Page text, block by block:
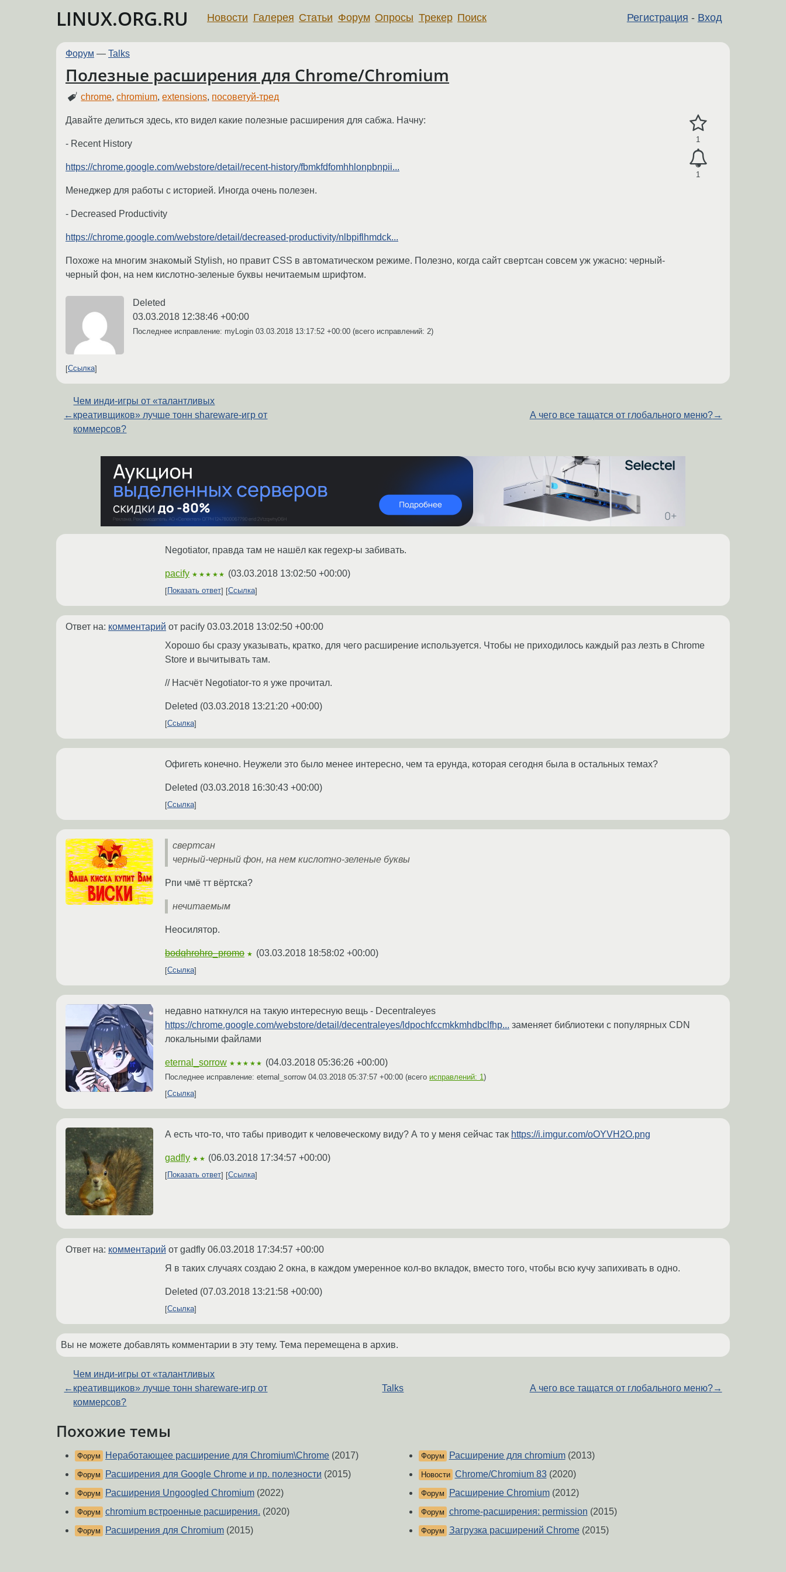
LINUX.ORG.RU Регистрация - Вход
Новости Галерея Статьи Форум Опросы Трекер Поиск
Форум — Talks
Полезные расширения для Chrome/Chromium
chrome,chromium,extensions, посоветуй-тред
1
1
Давайте делиться здесь, кто видел какие полезные расширения для сабжа. Начну:
- Recent History
https://chrome.google.com/webstore/detail/recent-history/fbmkfdfomhhlonpbnpii...
Менеджер для работы с историей. Иногда очень полезен.
- Decreased Productivity
https://chrome.google.com/webstore/detail/decreased-productivity/nlbpiflhmdck...
Похоже на многим знакомый Stylish, но правит CSS в автоматическом режиме. Полезно, когда сайт свертсан совсем уж ужасно: черный-
черный фон, на нем кислотно-зеленые буквы нечитаемым шрифтом.
Deleted
03.03.2018 12:38:46 +00:00
Последнее исправление: myLogin 03.03.2018 13:17:52 +00:00 (всего исправлений: 2)
Ссылка
←
Чем инди-игры от «талантливых
креативщиков» лучше тонн shareware-игр от
коммерсов?
А чего все тащатся от глобального меню?→
Negotiator, правда там не нашёл как regexp-ы забивать.
pacify ★★★★★ (03.03.2018 13:02:50 +00:00)
Показать ответ Ссылка
Ответ на: комментарий от pacify 03.03.2018 13:02:50 +00:00
Хорошо бы сразу указывать, кратко, для чего расширение используется. Чтобы не приходилось каждый раз лезть в Chrome
Store и вычитывать там.
// Насчёт Negotiator-то я уже прочитал.
Deleted (03.03.2018 13:21:20 +00:00)
Ссылка
Офигеть конечно. Неужели это было менее интересно, чем та ерунда, которая сегодня была в остальных темах?
Deleted (03.03.2018 16:30:43 +00:00)
Ссылка
свертсан
черный-черный фон, на нем кислотно-зеленые буквы
Рпи чмё тт вёртска?
нечитаемым
Неосилятор.
bodqhrohro_promo ★ (03.03.2018 18:58:02 +00:00)
Ссылка
недавно наткнулся на такую интересную вещь - Decentraleyes
https://chrome.google.com/webstore/detail/decentraleyes/ldpochfccmkkmhdbclfhp... заменяет библиотеки с популярных CDN
локальными файлами
eternal_sorrow ★★★★★ (04.03.2018 05:36:26 +00:00)
Последнее исправление: eternal_sorrow 04.03.2018 05:37:57 +00:00 (всего исправлений: 1 )
Ссылка
А есть что-то, что табы приводит к человеческому виду? А то у меня сейчас так https://i.imgur.com/oOYVH2O.png
gadfly ★★ (06.03.2018 17:34:57 +00:00)
Показать ответ Ссылка
Ответ на: комментарий от gadfly 06.03.2018 17:34:57 +00:00
Я в таких случаях создаю 2 окна, в каждом умеренное кол-во вкладок, вместо того, чтобы всю кучу запихивать в одно.
Deleted (07.03.2018 13:21:58 +00:00)
Ссылка
Вы не можете добавлять комментарии в эту тему. Тема перемещена в архив.
←
Чем инди-игры от «талантливых
креативщиков» лучше тонн shareware-игр от
коммерсов?
Talks А чего все тащатся от глобального меню?→
Похожие темы
Форум Неработающее расширение для Chromium\Chrome (2017)
Форум Расширения для Google Chrome и пр. полезности (2015)
Форум Расширения Ungoogled Chromium (2022)
Форум chromium встроенные расширения. (2020)
Форум Расширения для Chromium (2015)
Форум Расширение для chromium(2013)
Новости Chrome/Chromium 83(2020)
Форум Расширение Chromium(2012)
Форум chrome-расширения: permission (2015)
Форум Загрузка расширений Chrome(2015)